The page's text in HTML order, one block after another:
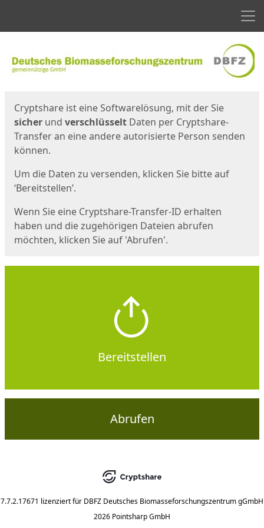
Cryptshare ist eine Softwarelösung, mit der Sie
sicher und verschlüsselt Daten per Cryptshare-
Transfer an eine andere autorisierte Person senden
können.
Um die Daten zu versenden, klicken Sie bitte auf
‘Bereitstellen’.
Wenn Sie eine Cryptshare-Transfer-ID erhalten
haben und die zugehörigen Dateien abrufen
möchten, klicken Sie auf 'Abrufen'.
Bereitstellen
Abrufen
7.7.2.17671 lizenziert für DBFZ Deutsches Biomasseforschungszentrum gGmbH
2026 Pointsharp GmbH